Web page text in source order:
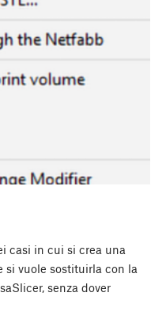
casi in cui si crea una
si vuole sostituirla con la
senza dover